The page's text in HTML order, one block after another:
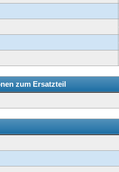
zum Ersatzteil